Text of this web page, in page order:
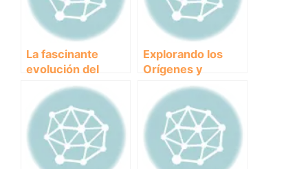
La fascinante
evolución del
canicross: de
actividad
deportiva a
vínculo humano-
canino inseparable
Explorando los
Orígenes y
Evolución del
Canicross:
Antecedentes
Históricos y
Modernos